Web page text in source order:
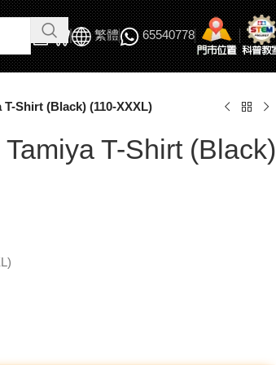
繁體 65540778
T-Shirt (Black) (110-XXXL)
T-Shirt (Black)